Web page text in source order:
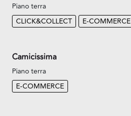
Piano terra
CLICK&COLLECT
E-COMMERCE
Camicissima
Piano terra
E-COMMERCE